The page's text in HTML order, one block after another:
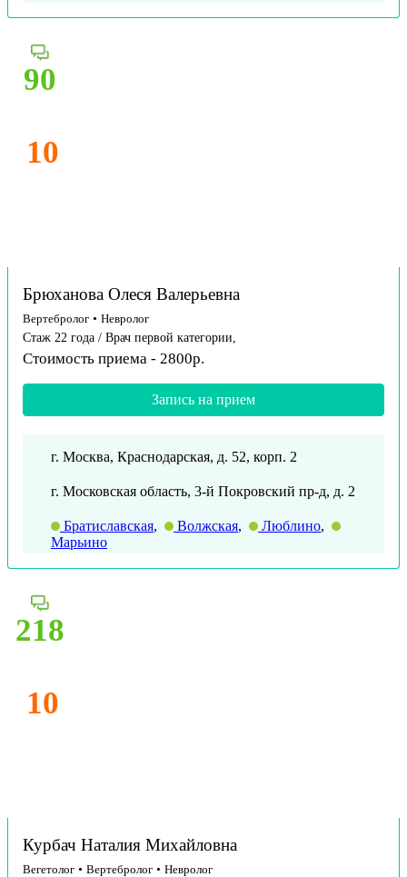
90
10
Брюханова Олеся Валерьевна
Вертебролог • Невролог
Стаж 22 года / Врач первой категории,
Стоимость приема - 2800р.
Запись на прием
г. Москва, Краснодарская, д. 52, корп. 2
г. Московская область, 3-й Покровский пр-д, д. 2
Братиславская, Волжская, Люблино,
Марьино
218
10
Курбач Наталия Михайловна
Вегетолог • Вертебролог • Невролог